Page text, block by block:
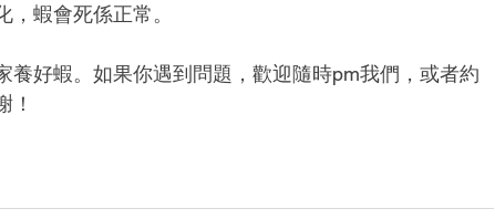
蝦會死係正常。
養好蝦。如果你遇到問題，歡迎隨時pm我們，或者約
！